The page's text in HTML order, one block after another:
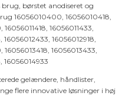
børstet anodiseret og
16056010400, 16056010418,
16056011433,
16056012918,
16056013433,
16056014933
gelændere, håndlister,
flere innovative løsninger i høj